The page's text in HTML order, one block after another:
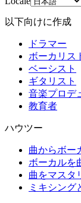
以下向けに作成
ドラマー
ボーカリス
ベーシスト
ギタリスト
音楽プロデ
教育者
ハウツー
曲からボー
ボーカルを
曲をマスタ
ミキシング